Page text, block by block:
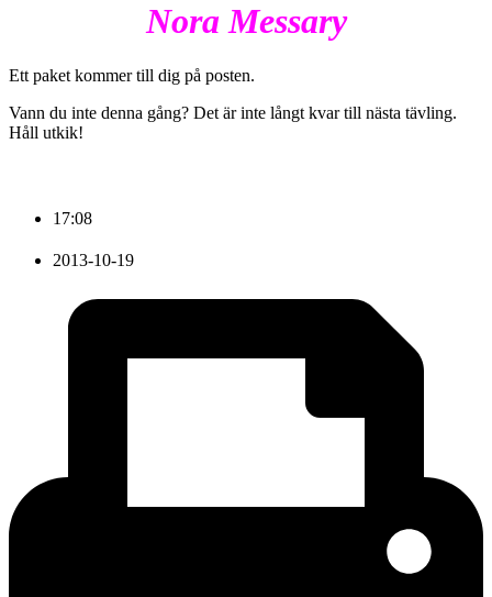
Nora Messary
Ett paket kommer till dig på posten.
Vann du inte denna gång? Det är inte långt kvar till nästa tävling.
Håll utkik!
17:08
2013-10-19